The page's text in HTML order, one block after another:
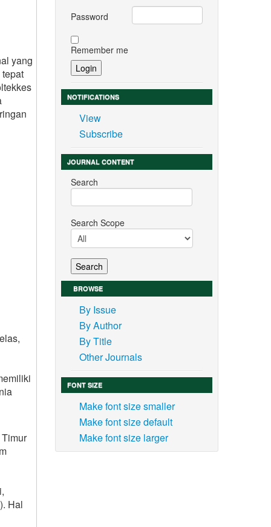
yang
Hal
Password
Remember me
NOTIFICATIONS
View
Subscribe
JOURNAL CONTENT
Search
Search Scope
BROWSE
By Issue
By Author
By Title
Other Journals
FONT SIZE
Make font size smaller
Make font size default
Make font size larger